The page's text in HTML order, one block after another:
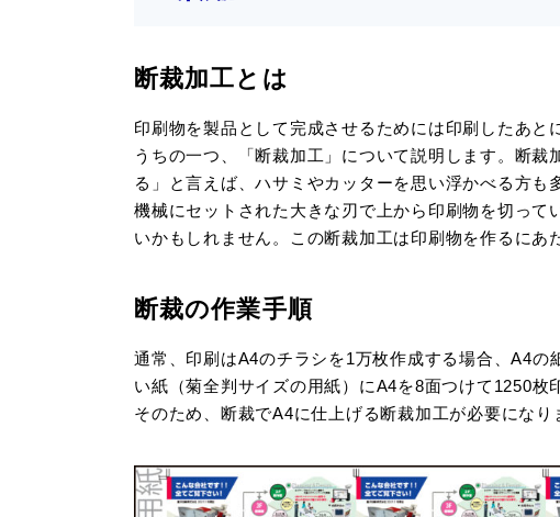
断裁加工とは
印刷物を製品として完成させるためには印刷したあ
うちの一つ、「断裁加工」について説明します。断
る」と言えば、ハサミやカッターを思い浮かべる方
機械にセットされた大きな刃で上から印刷物を切っ
いかもしれません。この断裁加工は印刷物を作るにあ
断裁の作業手順
通常、印刷はA4のチラシを1万枚作成する場合、A4
い紙（菊全判サイズの用紙）にA4を8面つけて1250枚
そのため、断裁でA4に仕上げる断裁加工が必要になり